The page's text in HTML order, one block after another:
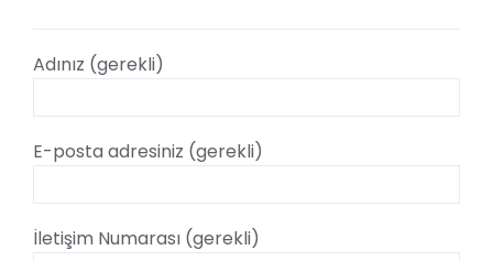
Adınız (gerekli)
E-posta adresiniz (gerekli)
İletişim Numarası (gerekli)